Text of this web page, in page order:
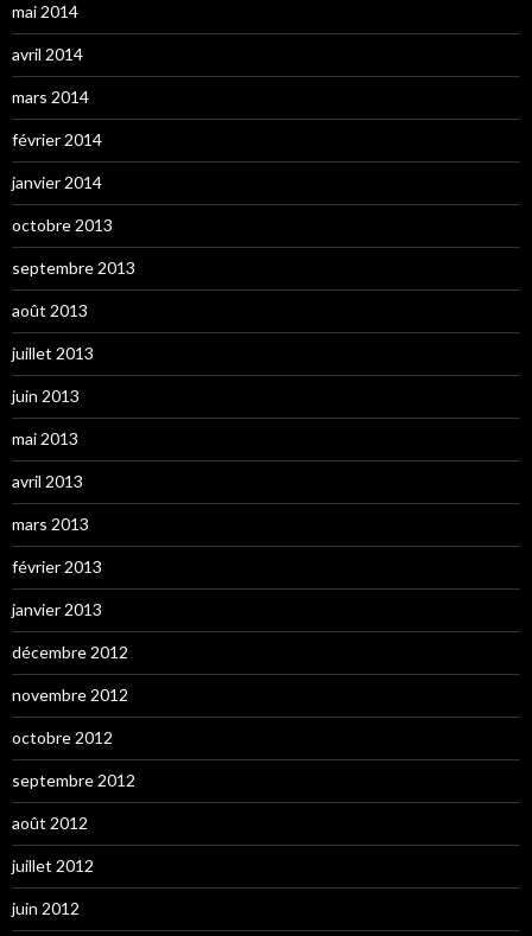
mai 2014
avril 2014
mars 2014
février 2014
janvier 2014
octobre 2013
septembre 2013
août 2013
juillet 2013
juin 2013
mai 2013
avril 2013
mars 2013
février 2013
janvier 2013
décembre 2012
novembre 2012
octobre 2012
septembre 2012
août 2012
juillet 2012
juin 2012